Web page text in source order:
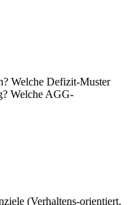
Welche Defizit-Muster
Welche AGG-
(Verhaltens-orientiert,